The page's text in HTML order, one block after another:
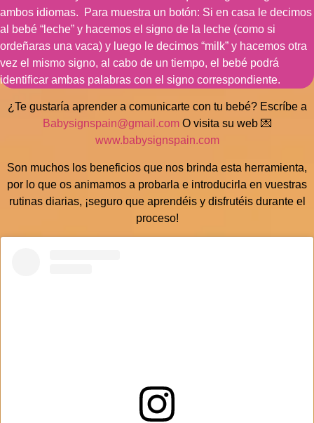
ambos idiomas. Para muestra un botón: Si en casa le decimos
al bebé “leche” y hacemos el signo de la leche (como si
ordeñaras una vaca) y luego le decimos “milk” y hacemos otra
vez el mismo signo, al cabo de un tiempo, el bebé podrá
identificar ambas palabras con el signo correspondiente.
¿Te gustaría aprender a comunicarte con tu bebé? Escríbe a
Babysignspain@gmail.comO visita su web 💌
www.babysignspain.com
Son muchos los beneficios que nos brinda esta herramienta,
por lo que os animamos a probarla e introducirla en vuestras
rutinas diarias, ¡seguro que aprendéis y disfrutéis durante el
proceso!